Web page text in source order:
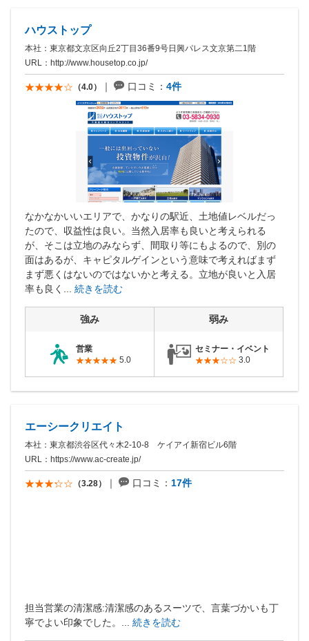
ハウストップ
本社：東京都文京区向丘2丁目36番9号日興パレス文京第二1階
URL： http://www.housetop.co.jp/
（4.0） 口コミ： 4件
なかなかいいエリアで、かなりの駅近、土地値レベルだっ
たので、収益性は良い。当然入居率も良いと考えられる
が、そこは立地のみならず、間取り等にもよるので、別の
面はあるが、キャピタルゲインという意味で考えればまず
まず悪くはないのではないかと考える。立地が良いと入居
率も良く... 続きを読む
強み
営業
5.0
弱み
セミナー・イベント
3.0
エーシークリエイト
本社：東京都渋谷区代々木2-10-8 ケイアイ新宿ビル6階
URL： https://www.ac-create.jp/
（3.28） 口コミ： 17件
担当営業の清潔感:清潔感のあるスーツで、言葉づかいも丁
寧でよい印象でした。... 続きを読む